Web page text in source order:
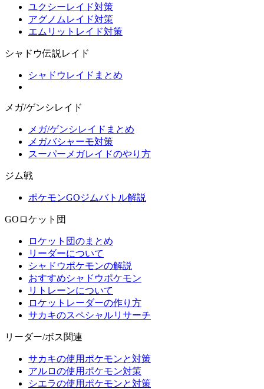
ユクシーレイド対策
アグノムレイド対策
エムリットレイド対策
シャドウ伝説レイド
シャドウレイドまとめ
メガ/ゲンシレイド
メガ/ゲンシレイドまとめ
メガバシャーモ対策
スーパーメガレイドのやり方
ジム戦
ポケモンGOジムバトル解説
GOロケット団
ロケット団のまとめ
リーダーについて
シャドウポケモンの解説
おすすめシャドウポケモン
リトレーンについて
ロケットレーダーの作り方
サカキのスペシャルリサーチ
リーダー/ボス関連
サカキの使用ポケモンと対策
アルロの使用ポケモン対策
シエラの使用ポケモンと対策